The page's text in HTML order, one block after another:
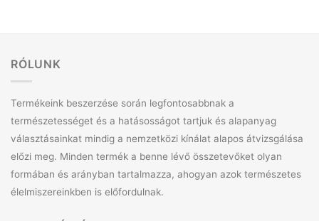
RÓLUNK
Termékeink beszerzése során legfontosabbnak a
természetességet és a hatásosságot tartjuk és alapanyag
választásainkat mindig a nemzetközi kínálat alapos átvizsgálása
előzi meg. Minden termék a benne lévő összetevőket olyan
formában és arányban tartalmazza, ahogyan azok természetes
élelmiszereinkben is előfordulnak.